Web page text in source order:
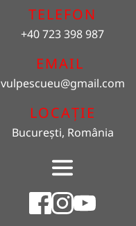
TELEFON
+40 723 398 987
EMAIL
vulpescueu@gmail.com
LOCAȚIE
București, România